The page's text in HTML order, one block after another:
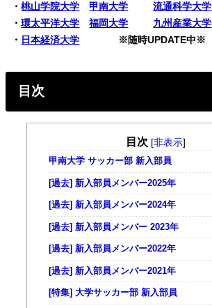
・桃山学院大学 甲南大学
流通科学大学
・環太平洋大学 福岡大学
九州産業大学
・ 日本経済大学 ※随時UPDATE中※
目次
目次 [非表示]
甲南大学 サッカー部 新入部員
[過去] 新入部員メンバー2025年
[過去] 新入部員メンバー2024年
[過去] 新入部員メンバー 2023年
[過去] 新入部員メンバー2022年
[過去] 新入部員メンバー2021年
[特集] 大学サッカー部 新入部員